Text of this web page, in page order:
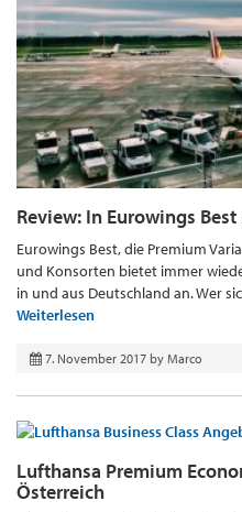
Review: In Eurowings
Eurowings Best, die Premium
und Konsorten bietet immer
in und aus Deutschland an. Wer
Weiterlesen
7. November 2017 by Marco
Lufthansa Premium
Österreich